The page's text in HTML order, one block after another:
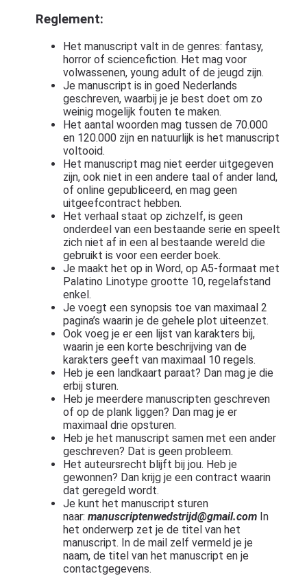
Reglement:
Het manuscript valt in de genres: fantasy,
horror of sciencefiction. Het mag voor
volwassenen, young adult of de jeugd zijn.
Je manuscript is in goed Nederlands
geschreven, waarbij je je best doet om zo
weinig mogelijk fouten te maken.
Het aantal woorden mag tussen de 70.000
en 120.000 zijn en natuurlijk is het manuscript
voltooid.
Het manuscript mag niet eerder uitgegeven
zijn, ook niet in een andere taal of ander land,
of online gepubliceerd, en mag geen
uitgeefcontract hebben.
Het verhaal staat op zichzelf, is geen
onderdeel van een bestaande serie en speelt
zich niet af in een al bestaande wereld die
gebruikt is voor een eerder boek.
Je maakt het op in Word, op A5-formaat met
Palatino Linotype grootte 10, regelafstand
enkel.
Je voegt een synopsis toe van maximaal 2
pagina’s waarin je de gehele plot uiteenzet.
Ook voeg je er een lijst van karakters bij,
waarin je een korte beschrijving van de
karakters geeft van maximaal 10 regels.
Heb je een landkaart paraat? Dan mag je die
erbij sturen.
Heb je meerdere manuscripten geschreven
of op de plank liggen? Dan mag je er
maximaal drie opsturen.
Heb je het manuscript samen met een ander
geschreven? Dat is geen probleem.
Het auteursrecht blijft bij jou. Heb je
gewonnen? Dan krijg je een contract waarin
dat geregeld wordt.
Je kunt het manuscript sturen
naar: manuscriptenwedstrijd@gmail.comIn
het onderwerp zet je de titel van het
manuscript. In de mail zelf vermeld je je
naam, de titel van het manuscript en je
contactgegevens.